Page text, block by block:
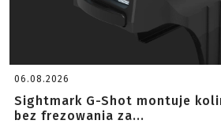
06.08.2026
Sightmark G-Shot montuje
bez frezowania za...